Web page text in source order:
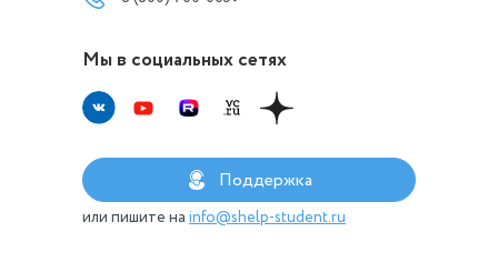
Мы в социальных сетях
Поддержка
или пишите на info@shelp-student.ru